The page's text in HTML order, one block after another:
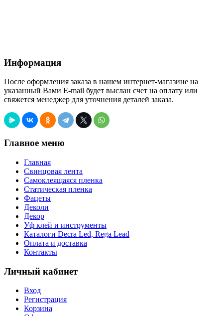
Информация
После оформления заказа в нашем интернет-магазине на
указанный Вами E-mail будет выслан счет на оплату или
свяжется менеджер для уточнения деталей заказа.
Главное меню
Главная
Свинцовая лента
Самоклеящаяся пленка
Статическая пленка
Фацеты
Деколи
Декор
Уф клей и инструменты
Каталоги Decra Led, Rega Lead
Оплата и доставка
Контакты
Личный кабинет
Вход
Регистрация
Корзина